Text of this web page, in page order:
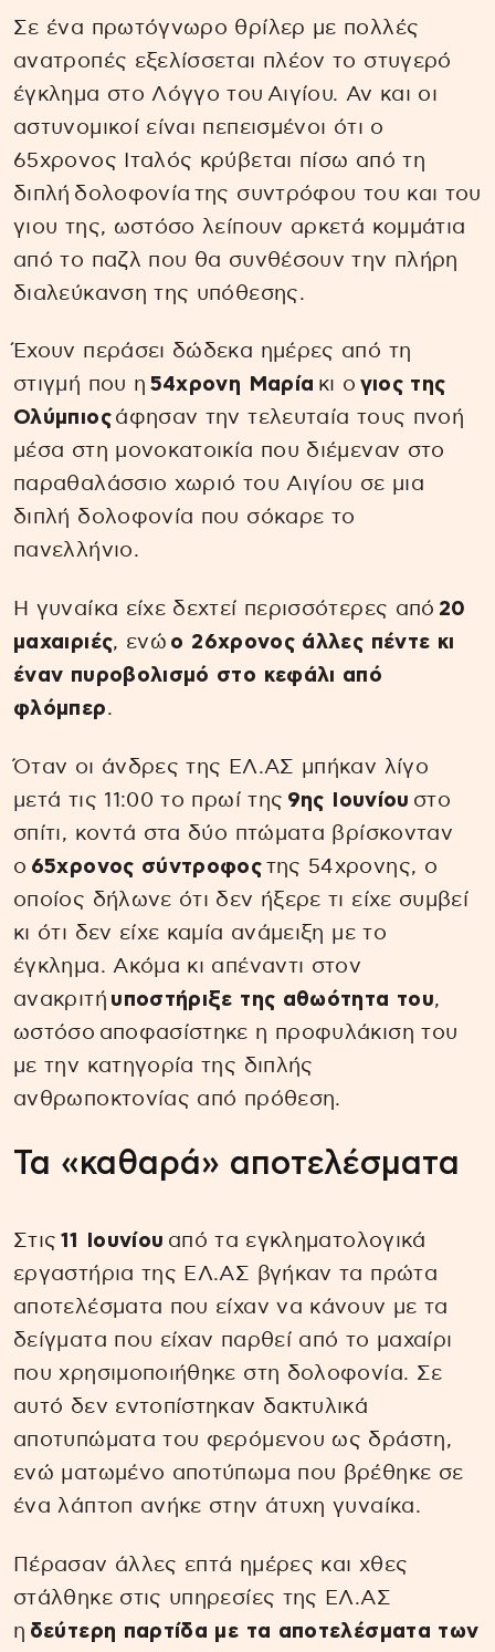
Σε ένα πρωτόγνωρο θρίλερ με πολλές
ανατροπές εξελίσσεται πλέον το στυγερό
έγκλημα στο Λόγγο του Αιγίου. Αν και οι
αστυνομικοί είναι πεπεισμένοι ότι ο
65χρονος Ιταλός κρύβεται πίσω από τη
διπλή δολοφονία της συντρόφου του και του
γιου της, ωστόσο λείπουν αρκετά κομμάτια
από το παζλ που θα συνθέσουν την πλήρη
διαλεύκανση της υπόθεσης.
Έχουν περάσει δώδεκα ημέρες από τη
στιγμή που η 54χρονη Μαρία κι ο γιος της
Ολύμπιοςάφησαν την τελευταία τους πνοή
μέσα στη μονοκατοικία που διέμεναν στο
παραθαλάσσιο χωριό του Αιγίου σε μια
διπλή δολοφονία που σόκαρε το
πανελλήνιο.
Η γυναίκα είχε δεχτεί περισσότερες από 20
μαχαιριές, ενώ ο 26χρονος άλλες πέντε κι
έναν πυροβολισμό στο κεφάλι από
φλόμπερ.
Όταν οι άνδρες της ΕΛ.ΑΣ μπήκαν λίγο
μετά τις 11:00 το πρωί της 9ης Ιουνίου στο
σπίτι, κοντά στα δύο πτώματα βρίσκονταν
ο 65χρονος σύντροφος της 54χρονης, ο
οποίος δήλωνε ότι δεν ήξερε τι είχε συμβεί
κι ότι δεν είχε καμία ανάμειξη με το
έγκλημα. Ακόμα κι απέναντι στον
ανακριτή υποστήριξε της αθωότητα του,
ωστόσο αποφασίστηκε η προφυλάκιση του
με την κατηγορία της διπλής
ανθρωποκτονίας από πρόθεση.
Τα «καθαρά» αποτελέσματα
Στις 11 Ιουνίου από τα εγκληματολογικά
εργαστήρια της ΕΛ.ΑΣ βγήκαν τα πρώτα
αποτελέσματα που είχαν να κάνουν με τα
δείγματα που είχαν παρθεί από το μαχαίρι
που χρησιμοποιήθηκε στη δολοφονία. Σε
αυτό δεν εντοπίστηκαν δακτυλικά
αποτυπώματα του φερόμενου ως δράστη,
ενώ ματωμένο αποτύπωμα που βρέθηκε σε
ένα λάπτοπ ανήκε στην άτυχη γυναίκα.
Πέρασαν άλλες επτά ημέρες και χθες
στάλθηκε στις υπηρεσίες της ΕΛ.ΑΣ
η δεύτερη παρτίδα με τα αποτελέσματα των